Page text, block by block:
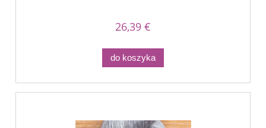
26,39 €
do koszyka